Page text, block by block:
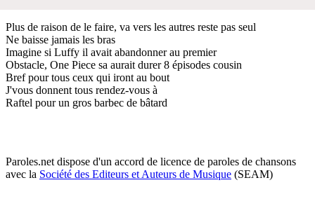
Plus de raison de le faire, va vers les autres reste pas seul
Ne baisse jamais les bras
Imagine si Luffy il avait abandonner au premier
Obstacle, One Piece sa aurait durer 8 épisodes cousin
Bref pour tous ceux qui iront au bout
J'vous donnent tous rendez-vous à
Raftel pour un gros barbec de bâtard
Paroles.net dispose d'un accord de licence de paroles de chansons
avec la Société des Editeurs et Auteurs de Musique (SEAM)